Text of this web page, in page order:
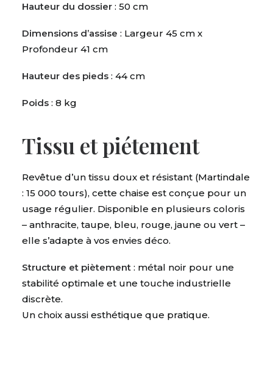
Hauteur du dossier : 50 cm
Dimensions d’assise : Largeur 45 cm x
Profondeur 41 cm
Hauteur des pieds : 44 cm
Poids : 8 kg
Tissu et piétement
Revêtue d’un tissu doux et résistant (Martindale
: 15 000 tours), cette chaise est conçue pour un
usage régulier. Disponible en plusieurs coloris
– anthracite, taupe, bleu, rouge, jaune ou vert –
elle s’adapte à vos envies déco.
Structure et piètement : métal noir pour une
stabilité optimale et une touche industrielle
discrète.
Un choix aussi esthétique que pratique.